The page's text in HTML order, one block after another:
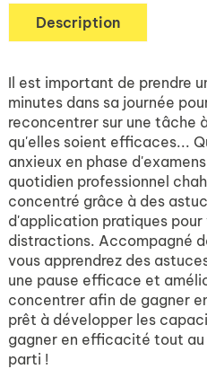
Description
Il est important de prendre
minutes dans sa journée
reconcentrer sur une tâche
qu'elles soient efficaces...
anxieux en phase
quotidien professionnel
concentré grâce à des
d'application pratiques
distractions. Accompagné
vous apprendrez des
une pause efficace et
concentrer afin de gagner
prêt à développer les
gagner en efficacité tout au
parti !